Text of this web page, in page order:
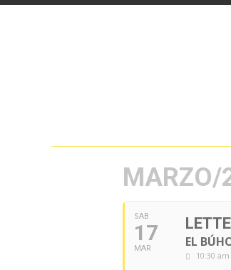
MARZO/
SAB
17
MAR EL
10:30